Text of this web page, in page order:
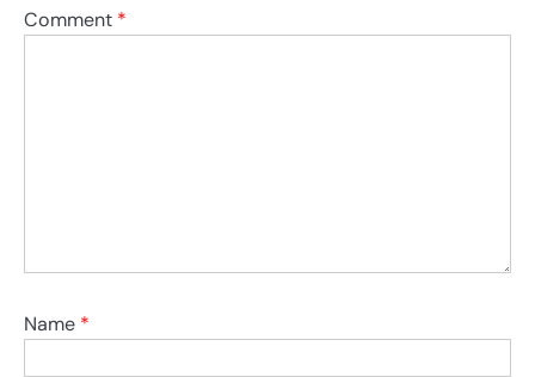
Comment *
Name *